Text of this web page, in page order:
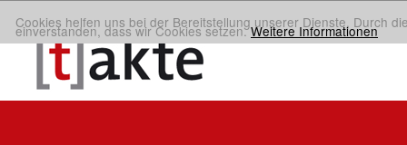
Cookies helfen uns bei der Bereitstellung unserer Dienste. Durch
einverstanden, dass wir Cookies setzen.Weitere Informationen